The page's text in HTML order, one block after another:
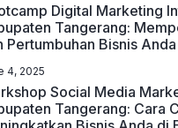
Digital Marketing
Tangerang:
Pertumbuhan Bisnis
4, 2025
Social Media
Tangerang: Cara